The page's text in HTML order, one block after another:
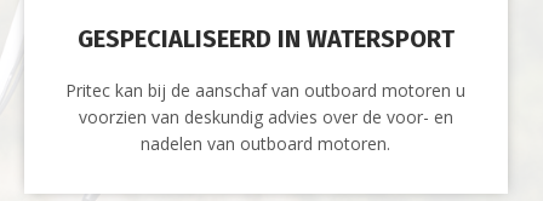
GESPECIALISEERD IN WATERSPORT
Pritec kan bij de aanschaf van outboard motoren u
voorzien van deskundig advies over de voor- en
nadelen van outboard motoren.